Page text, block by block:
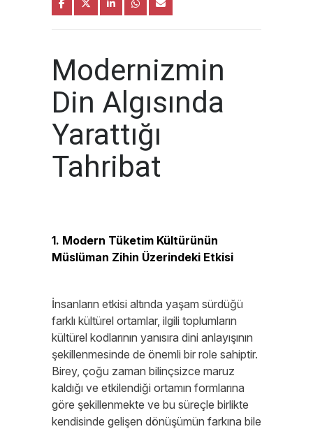
Modernizmin
Din Algısında
Yarattığı
Tahribat
1. Modern Tüketim Kültürünün
Müslüman Zihin Üzerindeki Etkisi
İnsanların etkisi altında yaşam sürdüğü
farklı kültürel ortamlar, ilgili toplumların
kültürel kodlarının yanısıra dini anlayışının
şekillenmesinde de önemli bir role sahiptir.
Birey, çoğu zaman bilinçsizce maruz
kaldığı ve etkilendiği ortamın formlarına
göre şekillenmekte ve bu süreçle birlikte
kendisinde gelişen dönüşümün farkına bile